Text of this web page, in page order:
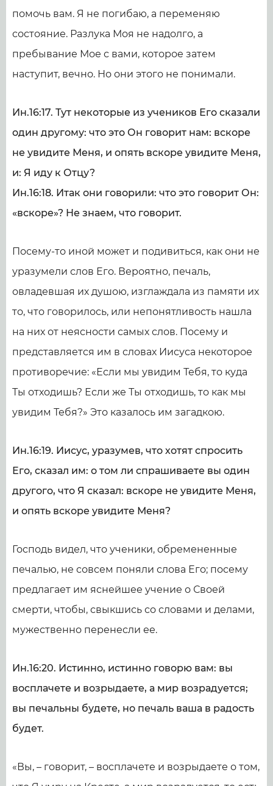
помочь вам. Я не погибаю, а переменяю
состояние. Разлука Моя не надолго, а
пребывание Мое с вами, которое затем
наступит, вечно. Но они этого не понимали.
Ин.16:17. Тут некоторые из учеников Его сказали
один другому: что это Он говорит нам: вскоре
не увидите Меня, и опять вскоре увидите Меня,
и: Я иду к Отцу?
Ин.16:18. Итак они говорили: что это говорит Он:
«вскоре»? Не знаем, что говорит.
Посему-то иной может и подивиться, как они не
уразумели слов Его. Вероятно, печаль,
овладевшая их душою, изглаждала из памяти их
то, что говорилось, или непонятливость нашла
на них от неясности самых слов. Посему и
представляется им в словах Иисуса некоторое
противоречие: «Если мы увидим Тебя, то куда
Ты отходишь? Если же Ты отходишь, то как мы
увидим Тебя?» Это казалось им загадкою.
Ин.16:19. Иисус, уразумев, что хотят спросить
Его, сказал им: о том ли спрашиваете вы один
другого, что Я сказал: вскоре не увидите Меня,
и опять вскоре увидите Меня?
Господь видел, что ученики, обремененные
печалью, не совсем поняли слова Его; посему
предлагает им яснейшее учение о Своей
смерти, чтобы, свыкшись со словами и делами,
мужественно перенесли ее.
Ин.16:20. Истинно, истинно говорю вам: вы
восплачете и возрыдаете, а мир возрадуется;
вы печальны будете, но печаль ваша в радость
будет.
«Вы, – говорит, – восплачете и возрыдаете о том,